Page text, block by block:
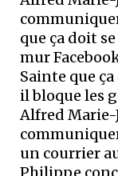
que ça doit se
mur
Sainte que
il bloque les
Alfred
un courrier
Philippe